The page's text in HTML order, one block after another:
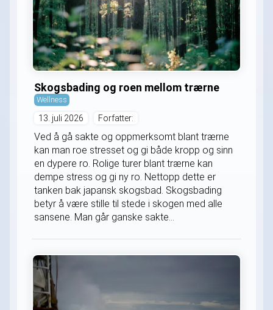
Skogsbading og roen mellom trærne
Wellness
13. juli 2026 Forfatter:
Ved å gå sakte og oppmerksomt blant trærne
kan man roe stresset og gi både kropp og sinn
en dypere ro. Rolige turer blant trærne kan
dempe stress og gi ny ro. Nettopp dette er
tanken bak japansk skogsbad. Skogsbading
betyr å være stille til stede i skogen med alle
sansene. Man går ganske sakte...